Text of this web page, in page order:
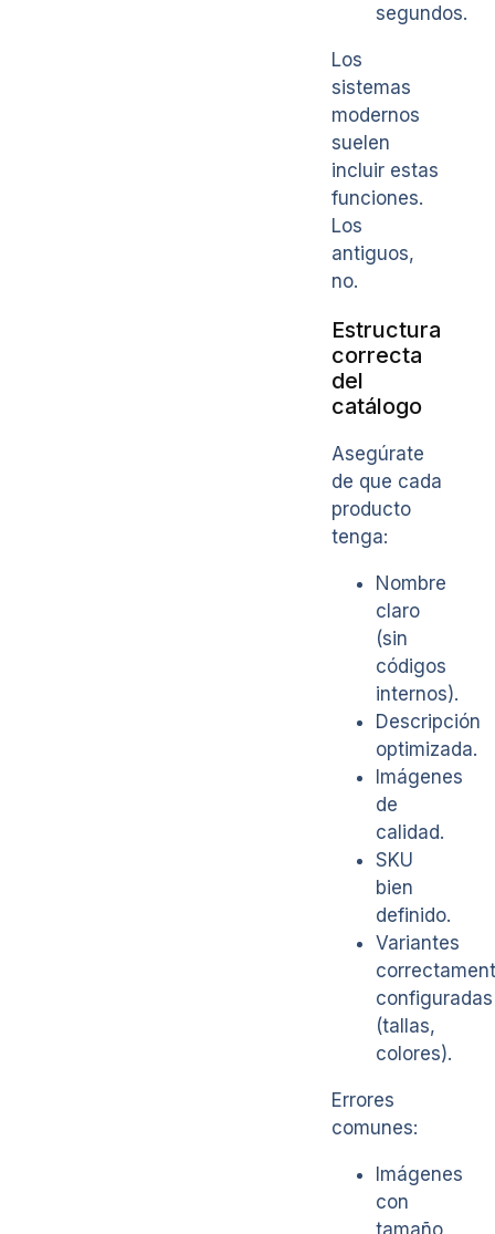
segundos.
Los
sistemas
modernos
suelen
incluir estas
funciones.
Los
antiguos,
no.
Estructura
correcta
del
catálogo
Asegúrate
de que cada
producto
tenga:
Nombre
claro
(sin
códigos
internos).
Descripción
optimizada.
Imágenes
de
calidad.
SKU
bien
definido.
Variantes
configuradas
(tallas,
colores).
Errores
comunes:
Imágenes
con